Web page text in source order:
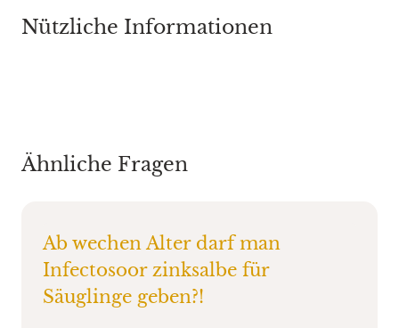
Nützliche Informationen
Ähnliche Fragen
Ab wechen Alter darf man
Infectosoor zinksalbe für
Säuglinge geben?!